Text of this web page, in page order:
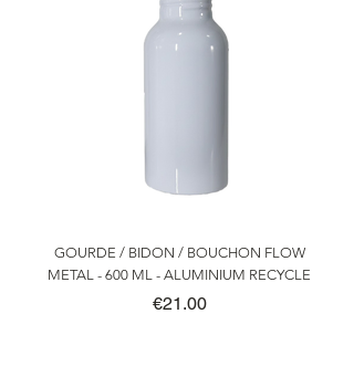
GOURDE / BIDON / BOUCHON FLOW
METAL - 600 ML - ALUMINIUM RECYCLE
Price
€21.00